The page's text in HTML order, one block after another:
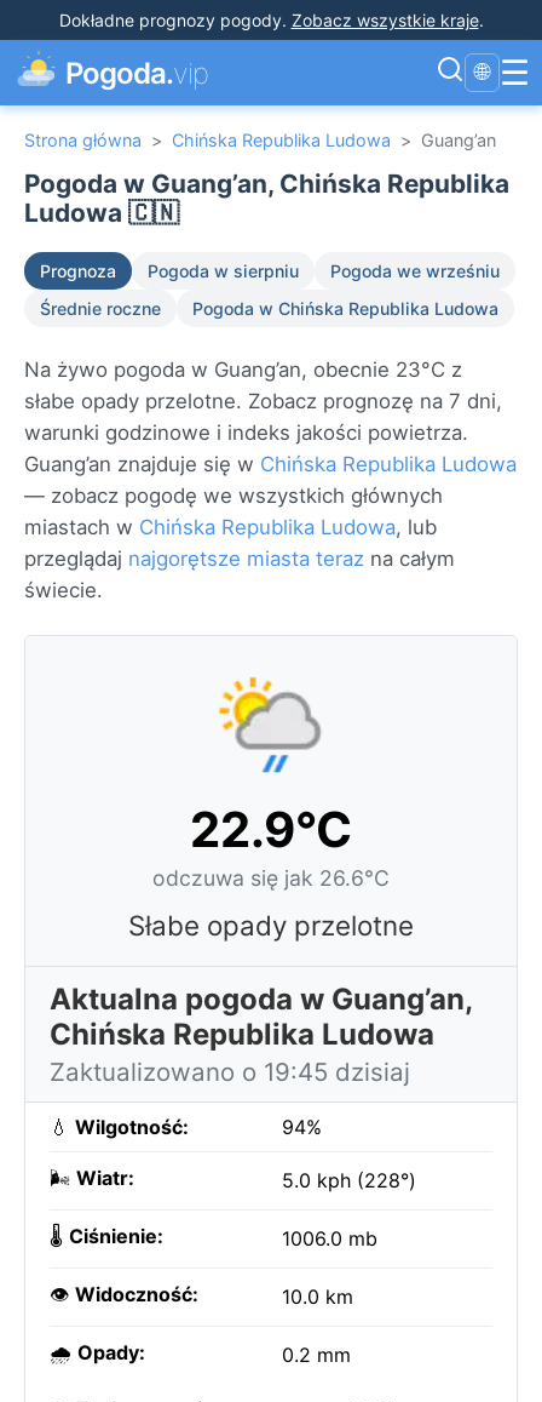
Dokładne prognozy pogody. Zobacz wszystkie kraje.
Pogoda.vip 🌐 ☰
Strona główna > Chińska Republika Ludowa > Guang’an
Pogoda w Guang’an, Chińska Republika
Ludowa 🇨🇳
Prognoza Pogoda w sierpniu
Pogoda we wrześniu
Średnie roczne
Pogoda w Chińska Republika Ludowa
Na żywo pogoda w Guang’an, obecnie 23°C z
słabe opady przelotne. Zobacz prognozę na 7 dni,
warunki godzinowe i indeks jakości powietrza.
Guang’an znajduje się w Chińska Republika Ludowa
— zobacz pogodę we wszystkich głównych
miastach w Chińska Republika Ludowa, lub
przeglądaj najgorętsze miasta teraz na całym
świecie.
22.9°C
odczuwa się jak 26.6°C
Słabe opady przelotne
Aktualna pogoda w Guang’an,
Chińska Republika Ludowa
Zaktualizowano o 19:45 dzisiaj
💧 Wilgotność: 94%
🌬️ Wiatr: 5.0 kph (228°)
🌡️ Ciśnienie: 1006.0 mb
👁️ Widoczność: 10.0 km
🌧️ Opady: 0.2 mm